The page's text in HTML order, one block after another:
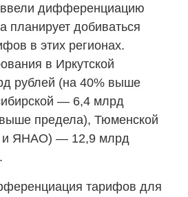
ввели дифференциацию
планирует добиваться
в этих регионах.
в Иркутской
рублей (на 40% выше
— 6,4 млрд
предела), Тюменской
ЯНАО) — 12,9 млрд
тарифов для